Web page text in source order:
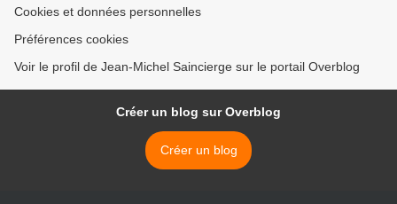
Cookies et données personnelles
Préférences cookies
Voir le profil de Jean-Michel Saincierge sur le portail Overblog
Créer un blog sur Overblog
Créer un blog